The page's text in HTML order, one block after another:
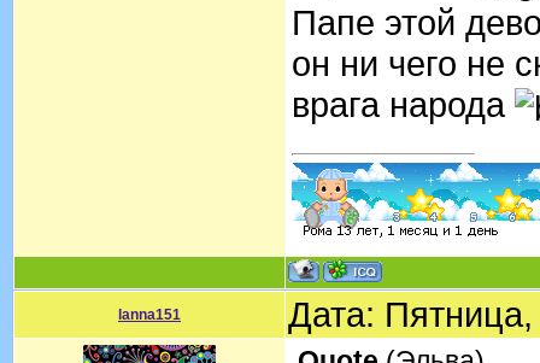
Папе этой
он ни чего не
врага народа
lanna151 Дата: